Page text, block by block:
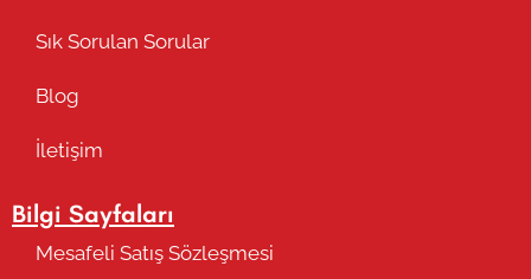
Sık Sorulan Sorular
Blog
İletişim
Bilgi Sayfaları
Mesafeli Satış Sözleşmesi